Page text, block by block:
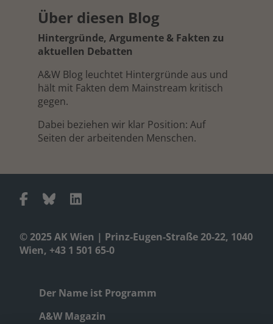
© 2025 AK Wien | Prinz-Eugen-Straße 20-22, 1040
Wien, +43 1 501 65-0
Der Name ist Programm
A&W Magazin
Über diesen Blog
Hintergründe, Argumente & Fakten zu
aktuellen Debatten
A&W Blog leuchtet Hintergründe aus und
hält mit Fakten dem Mainstream kritisch
gegen.
Dabei beziehen wir klar Position: Auf
Seiten der arbeitenden Menschen.